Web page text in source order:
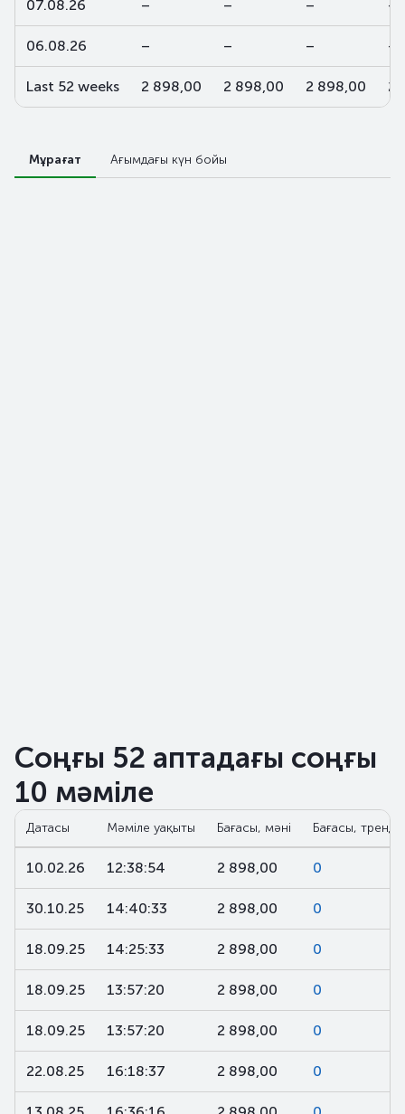
07.08.26 – – – –
06.08.26 – – – –
Last 52 weeks 2 898,00 2 898,00 2 898,00 2
Мұрағат Ағымдағы күн бойы
Соңғы 52 аптадағы соңғы
10 мәміле
Датасы Мәміле уақыты Бағасы, мәні Бағасы, тренд,
10.02.26 12:38:54 2 898,00 0
30.10.25 14:40:33 2 898,00 0
18.09.25 14:25:33 2 898,00 0
18.09.25 13:57:20 2 898,00 0
18.09.25 13:57:20 2 898,00 0
22.08.25 16:18:37 2 898,00 0